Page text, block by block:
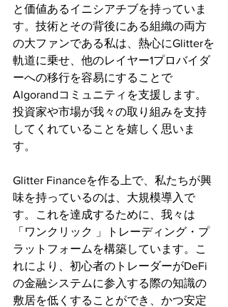
と価値あるイニシアチブを持っていま
す。技術とその背後にある組織の両方
の大ファンである私は、熱心にGlitterを
軌道に乗せ、他のレイヤー1プロバイダ
ーへの移行を容易にすることで
Algorandコミュニティを支援します。
投資家や市場が我々の取り組みを支持
してくれていることを嬉しく思いま
す。
Glitter Financeを作る上で、私たちが興
味を持っているのは、大規模導入で
す。これを達成するために、我々は
「ワンクリック 」トレーディング・プ
ラットフォームを構築しています。こ
れにより、初心者のトレーダーがDeFi
の金融システムに参入する際の知識の
敷居を低くすることができ、かつ安定